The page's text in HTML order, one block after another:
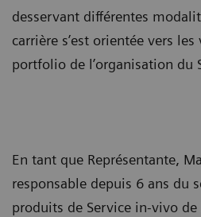
desservant différentes
carrière s’est orientée vers
portfolio de l’organisation du
En tant que Représentante,
responsable depuis 6 ans du
produits de Service in-vivo